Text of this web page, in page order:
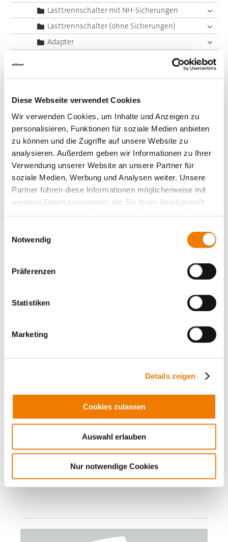
Diese Webseite verwendet Cookies
Wir verwenden Cookies, um Inhalte und Anzeigen zu
personalisieren, Funktionen für soziale Medien anbieten
zu können und die Zugriffe auf unsere Website zu
analysieren. Außerdem geben wir Informationen zu Ihrer
Verwendung unserer Website an unsere Partner für
soziale Medien, Werbung und Analysen weiter. Unsere
Partner führen diese Informationen möglicherweise mit
weiteren Daten zusammen, die Sie ihnen bereitgestellt
Notwendig
Präferenzen
Statistiken
Marketing
Details zeigen
Cookies zulassen
Auswahl erlauben
Nur notwendige Cookies
Lasttrennschalter mit NH-Sicherungen
Lasttrennschalter (ohne Sicherungen)
Adapter
System 60Classic, 4-polig
System 60Classic, 5-polig
System 185Power
Zentraleinspeisung
Panel Sicherungshalter
Panel Schaltgeräte
Zubehör
Value Added Services
33161000
QUADRON 60Classic
NH-Sicherungs-Lasttrennschalter Gr. 2, 400 A
mit elektromechan. Sicherungsüberwachung
Anschluss oben oder unten
Mehr